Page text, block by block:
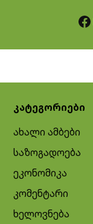
Facebook
კატეგორიები
ახალი ამბები
საზოგადოება
ეკონომიკა
კომენტარი
ხელოვნება